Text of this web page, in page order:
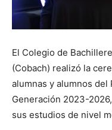
El Colegio de
(Cobach) realizó la
alumnas y alumnos
Generación 2023-
sus estudios de nivel